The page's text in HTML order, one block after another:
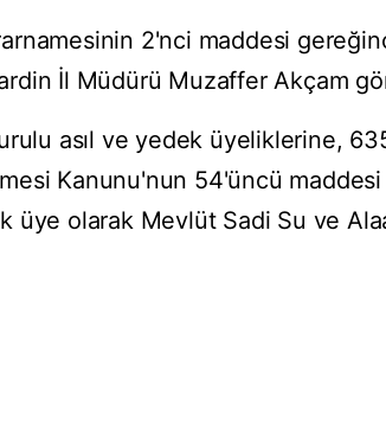
2'nci maddesi
İl Müdürü Muzaffer Akçam
asıl ve yedek üyeliklerine,
Kanunu'nun 54'üncü maddesi
üye olarak Mevlüt Sadi Su ve